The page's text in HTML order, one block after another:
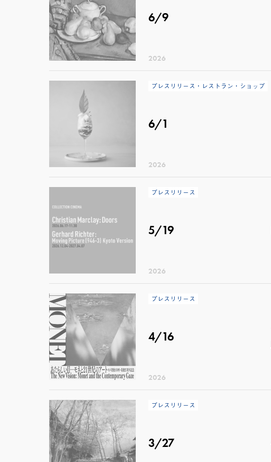
6/9
2026
プレスリリース・レストラン・ショップ
6/1
2026
プレスリリース
5/19
2026
プレスリリース
4/16
2026
プレスリリース
3/27